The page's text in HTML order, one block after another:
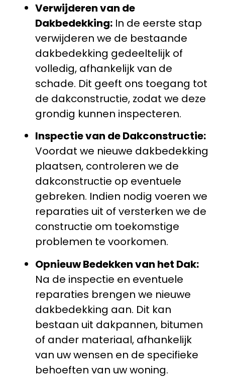
Verwijderen van de
Dakbedekking: In de eerste stap
verwijderen we de bestaande
dakbedekking gedeeltelijk of
volledig, afhankelijk van de
schade. Dit geeft ons toegang tot
de dakconstructie, zodat we deze
grondig kunnen inspecteren.
Inspectie van de Dakconstructie:
Voordat we nieuwe dakbedekking
plaatsen, controleren we de
dakconstructie op eventuele
gebreken. Indien nodig voeren we
reparaties uit of versterken we de
constructie om toekomstige
problemen te voorkomen.
Opnieuw Bedekken van het Dak:
Na de inspectie en eventuele
reparaties brengen we nieuwe
dakbedekking aan. Dit kan
bestaan uit dakpannen, bitumen
of ander materiaal, afhankelijk
van uw wensen en de specifieke
behoeften van uw woning.